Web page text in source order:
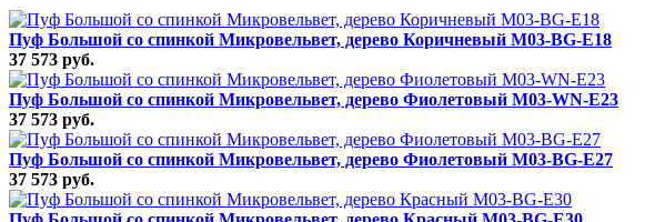
Пуф Большой со спинкой Микровельвет, дерево Коричневый M03-BG-E18
37 573 руб.
Пуф Большой со спинкой Микровельвет, дерево Фиолетовый M03-WN-E23
37 573 руб.
Пуф Большой со спинкой Микровельвет, дерево Фиолетовый M03-BG-E27
37 573 руб.